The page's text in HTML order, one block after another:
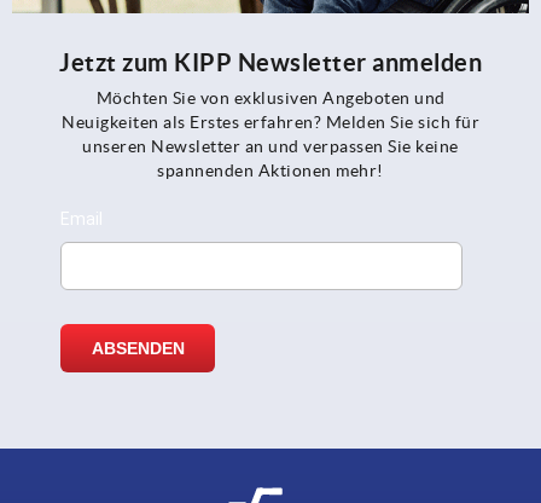
Jetzt zum KIPP Newsletter anmelden
Möchten Sie von exklusiven Angeboten und
Neuigkeiten als Erstes erfahren? Melden Sie sich für
unseren Newsletter an und verpassen Sie keine
spannenden Aktionen mehr!